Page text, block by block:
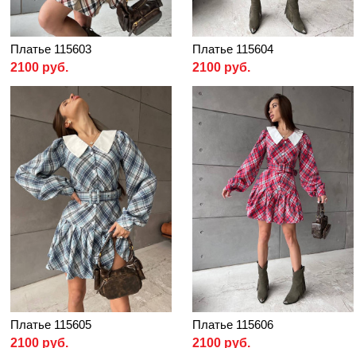
Платье 115603
2100 руб.
Платье 115604
2100 руб.
Платье 115605
2100 руб.
Платье 115606
2100 руб.